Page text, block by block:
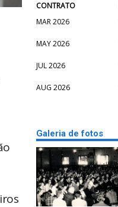
CONTRATO
MAR 2026
MAY 2026
JUL 2026
AUG 2026
Galeria de fotos